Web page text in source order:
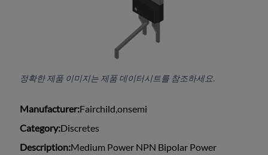
정확한 제품 이미지는 제품 데이터시트를 참조하세요.
Manufacturer:Fairchild,onsemi
Category:Discretes
Description:Medium Power NPN Bipolar Power